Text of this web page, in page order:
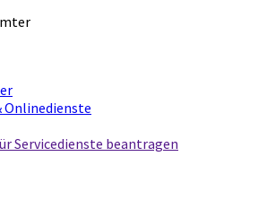
Servicedienste beantragen